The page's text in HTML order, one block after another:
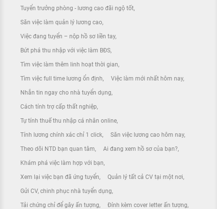
Tuyển trưởng phòng - lương cao đãi ngộ tốt
Săn việc làm quản lý lương cao
Việc đang tuyển – nộp hồ sơ liền tay
Bứt phá thu nhập với việc làm BĐS
Tìm việc làm thêm linh hoạt thời gian
Tìm việc full time lương ổn định Việc làm mới nhất hôm nay
Nhắn tin ngay cho nhà tuyển dụng
Cách tính trợ cấp thất nghiệp
Tự tính thuế thu nhập cá nhân online
Tính lương chính xác chỉ 1 click Săn việc lương cao hôm nay
Theo dõi NTD bạn quan tâm Ai đang xem hồ sơ của bạn?
Khám phá việc làm hợp với bạn
Xem lại việc bạn đã ứng tuyển Quản lý tất cả CV tại một nơi
Gửi CV, chinh phục nhà tuyển dụng
Tải chứng chỉ để gây ấn tượng Đính kèm cover letter ấn tượng